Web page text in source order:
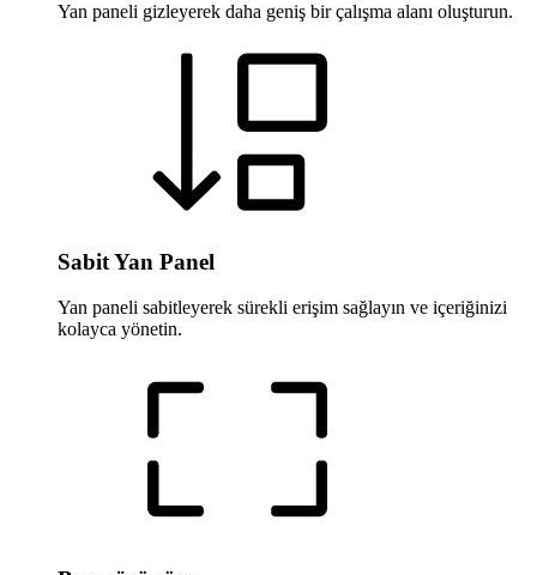
Yan paneli gizleyerek daha geniş bir çalışma alanı oluşturun.
Sabit Yan Panel
Yan paneli sabitleyerek sürekli erişim sağlayın ve içeriğinizi
kolayca yönetin.